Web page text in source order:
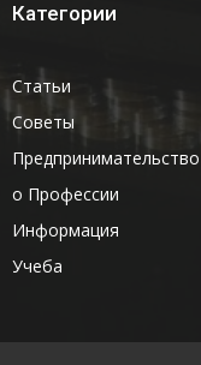
Категории
Статьи
Советы
Предпринимательство
о Профессии
Информация
Учеба